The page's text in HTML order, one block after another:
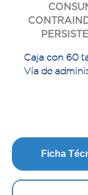
Caja con 60
Vía de
Ficha